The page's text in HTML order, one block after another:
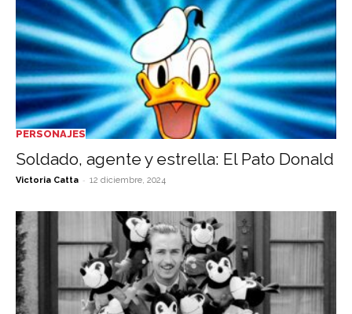
Hoy
PERSONAJES
Soldado, agente y estrella: El Pato Donald
Victoria Catta - 12 diciembre, 2024